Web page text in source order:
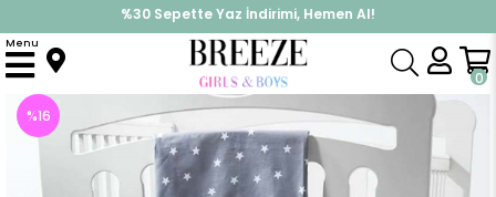
%30 Sepette Yaz İndirimi, Hemen Al!
İndirimlere ek %10 İndirimi Kap, Hemen Üye Ol!
0
Menu
Anasayfa Nevresim Takımı
%16